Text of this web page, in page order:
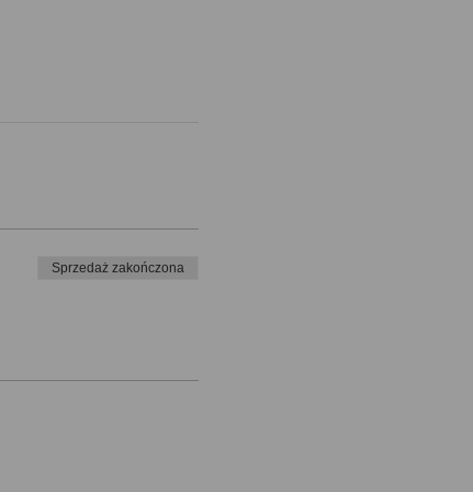
Sprzedaż zakończona